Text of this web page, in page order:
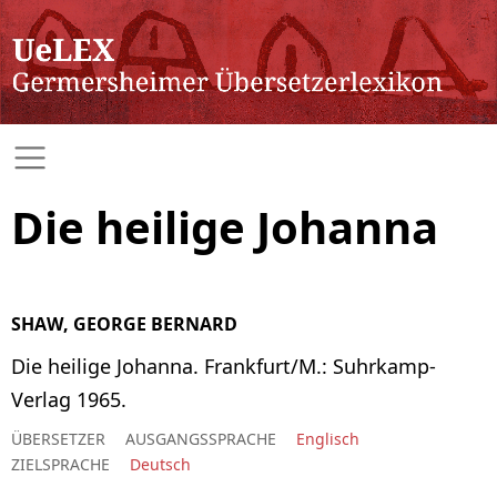
Die heilige Johanna
SHAW, GEORGE BERNARD
Die heilige Johanna. Frankfurt/M.: Suhrkamp-
Verlag 1965.
ÜBERSETZER AUSGANGSSPRACHE
Englisch
ZIELSPRACHE
Deutsch